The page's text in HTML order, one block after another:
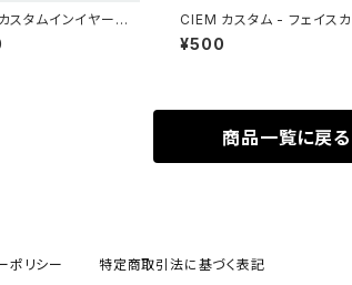
スタムインイヤーモ
03
CIEM カスタム - フェイス
更
¥500
商品一覧に戻る
ポリシー 特定商取引法に基づく表記